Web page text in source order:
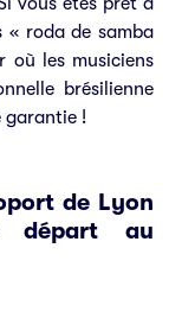
« roda de samba
où les musiciens
brésilienne
garantie !
de Lyon
départ au